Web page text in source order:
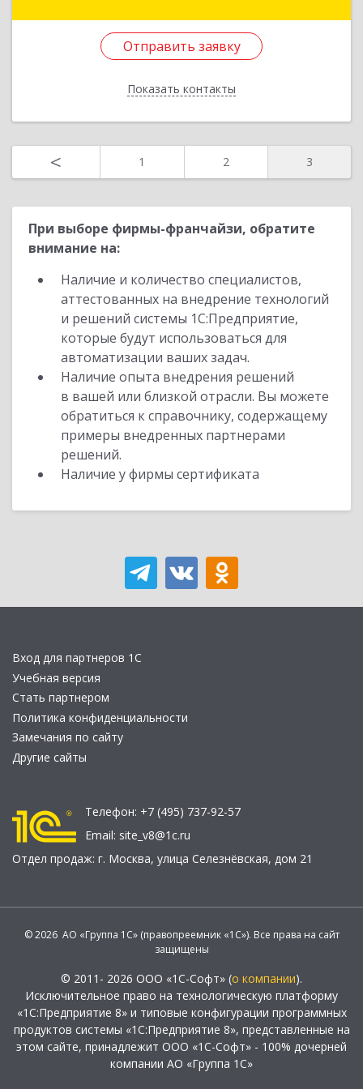
Отправить заявку
Показать контакты
Отправить заявку
Назад
< 1 2 3
При выборе фирмы-франчайзи, обратите
внимание на:
Наличие и количество специалистов,
аттестованных на внедрение технологий
и решений системы 1С:Предприятие,
которые будут использоваться для
автоматизации ваших задач.
Наличие опыта внедрения решений
в вашей или близкой отрасли. Вы можете
обратиться к справочнику, содержащему
примеры внедренных партнерами
решений.
Наличие у фирмы сертификата
Вход для партнеров 1С
Учебная версия
Стать партнером
Политика конфиденциальности
Замечания по сайту
Другие сайты
Телефон: +7 (495) 737-92-57
Email: site_v8@1c.ru
Отдел продаж: г. Москва, улица Селезнёвская, дом 21
© 2026 АО «Группа 1С» (правопреемник «1С»). Все права на сайт
защищены
© 2011- 2026 ООО «1С-Софт» (о компании).
Исключительное право на технологическую платформу
«1С:Предприятие 8» и типовые конфигурации программных
продуктов системы «1С:Предприятие 8», представленные на
этом сайте, принадлежит ООО «1С-Софт» - 100% дочерней
компании АО «Группа 1С»